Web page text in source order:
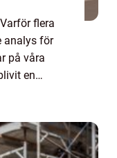
flera
analys för
på våra
en